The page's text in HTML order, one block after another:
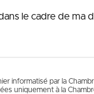
le cadre de ma
informatisé par la
uniquement à la